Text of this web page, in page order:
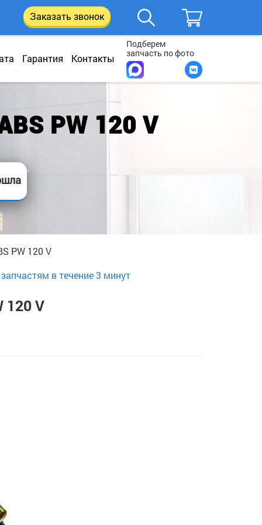
Гарантия Контакты
Подберем
запчасть по фото
Заказать звонок
PW 120 V
PW 120 V
в течение 3 минут
120 V